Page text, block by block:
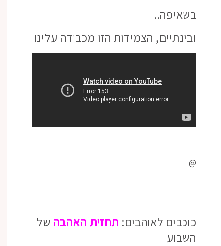
בשאיפה..
ובינתיים, הצמידות הזו מכבידה עלינו
@
כוכבים לאוהבים: תחזית האהבה של
השבוע